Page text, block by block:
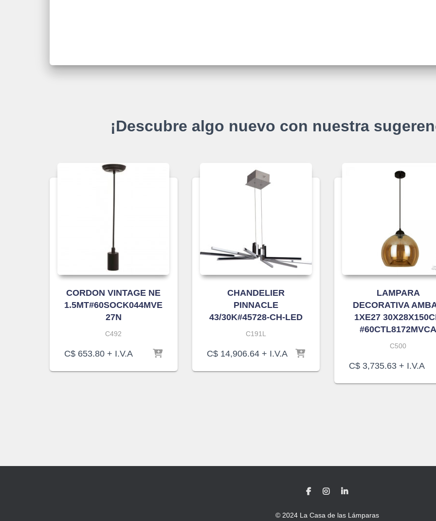
¡Descubre algo nuevo con nuestra
CORDON VINTAGE NE
1.5MT#60SOCK044MVE
27N
C492
C$ 653.80 + I.V.A
CHANDELIER
PINNACLE
43/30K#45728-CH-LED
C191L
C$14,906.64+ I.V.A
LAMPARA
DECORATIVA
1XE27
C500
C$ 3,735.63 + I.V.A
© 2024 La Casa de las Lámparas